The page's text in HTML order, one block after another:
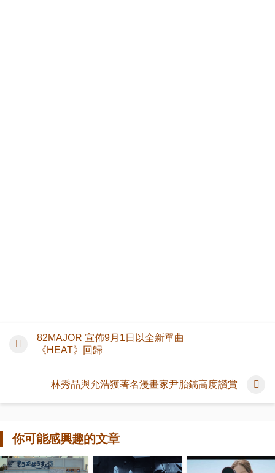
82MAJOR 宣佈9月1日以全新單曲
《HEAT》回歸
林秀晶與允浩獲著名漫畫家尹胎鎬高度讚賞
你可能感興趣的文章